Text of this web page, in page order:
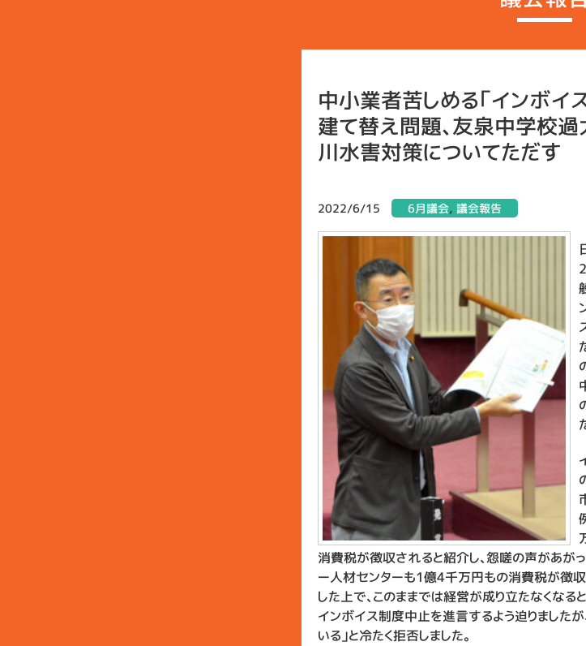
中小業者苦しめる「インボイ
建て替え問題、友泉中学校
川水害対策についてただす
2022/6/15 6月議会, 議会報告
消費税が徴収されると紹介し、怨嗟の声があがっ
ー人材センターも1億4千万円もの消費税が徴収
した上で、このままでは経営が成り立たなくなる
インボイス制度中止を進言するよう迫りました
いる」と冷たく拒否しました。